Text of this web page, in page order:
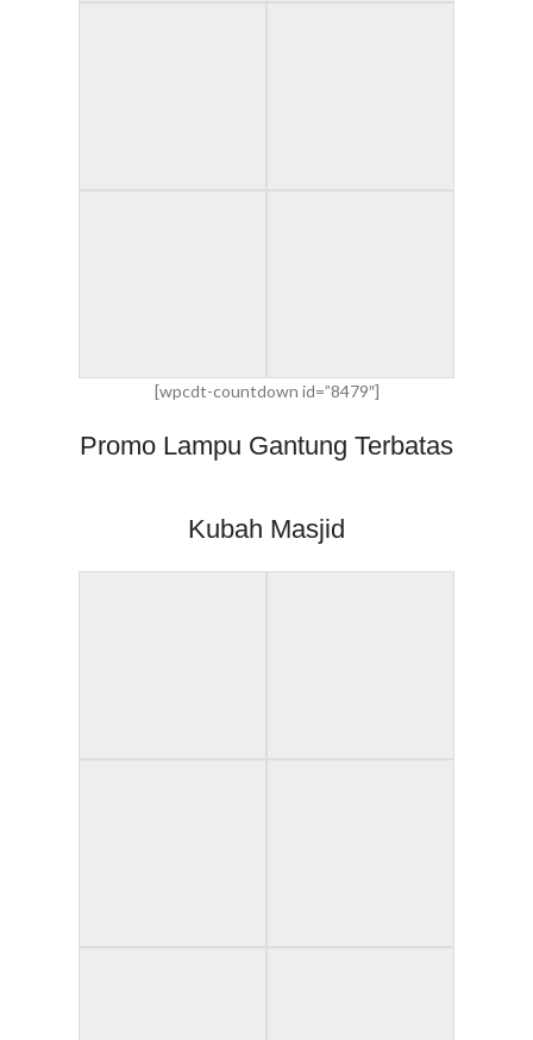
[wpcdt-countdown id=”8479″]
Promo Lampu Gantung Terbatas
Kubah Masjid